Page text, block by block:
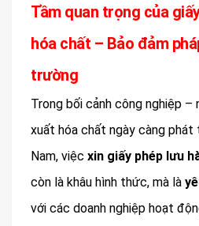
Tầm quan trọng của
hóa chất – Bảo đảm
trường
Trong bối cảnh công nghiệp –
xuất hóa chất ngày càng phát
Nam, việc xin giấy phép lưu
còn là khâu hình thức, mà là
với các doanh nghiệp hoạt